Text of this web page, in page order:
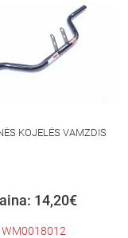
KOJELĖS VAMZDIS
14,20€
WM0018012